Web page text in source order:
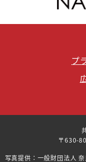
プ
〒630-
写真提供：一般財団法人